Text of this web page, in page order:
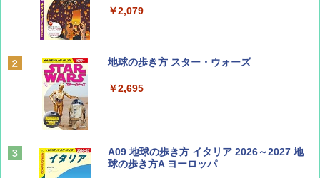
￥1,500
ディズニーファン ２０２６年 ９月号 [雑
山と溪谷 2026年8月号「南アルプス大全」
￥2,079
地球の歩き方 スター・ウォーズ
￥2,695
A09 地球の歩き方 イタリア 2026～2027 地
球の歩き方A ヨーロッパ